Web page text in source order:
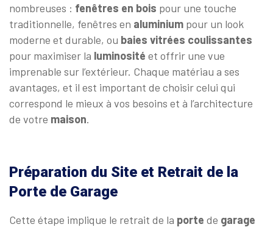
nombreuses : fenêtres en bois pour une touche
traditionnelle, fenêtres en aluminium pour un look
moderne et durable, ou baies vitrées coulissantes
pour maximiser la luminosité et offrir une vue
imprenable sur l’extérieur. Chaque matériau a ses
avantages, et il est important de choisir celui qui
correspond le mieux à vos besoins et à l’architecture
de votre maison.
Préparation du Site et Retrait de la
Porte de Garage
Cette étape implique le retrait de la porte de garage